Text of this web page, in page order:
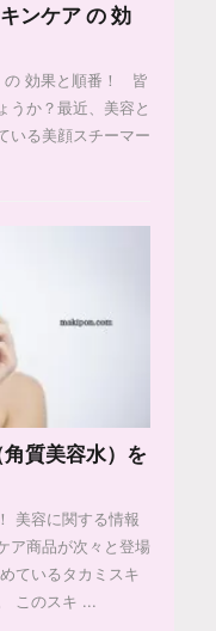
ンケア の 効
の 効果と順番！ 皆
うか？最近、美容と
いる美顔スチーマー
質美容水）を
美容に関する情報
ア商品が次々と登場
ているタカミスキ
このスキ ...